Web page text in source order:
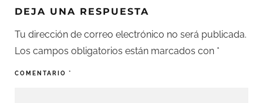
DEJA UNA RESPUESTA
Tu dirección de correo electrónico no será publicada.
Los campos obligatorios están marcados con *
COMENTARIO *